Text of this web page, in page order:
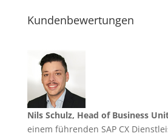
Kundenbewertungen
Nils Schulz, Head of Business
einem führenden SAP CX